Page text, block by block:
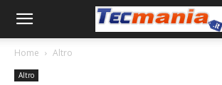
Home Altro
Altro